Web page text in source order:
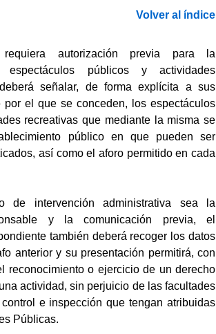
Volver al índice
autorización previa para la
espectáculos públicos y actividades
señalar, de forma explícita a sus
por el que se conceden, los espectáculos
recreativas que mediante la misma se
público en que pueden ser
así como el aforo permitido en cada
de intervención administrativa sea la
y la comunicación previa, el
también deberá recoger los datos
anterior y su presentación permitirá, con
reconocimiento o ejercicio de un derecho
actividad, sin perjuicio de las facultades
e inspección que tengan atribuidas
Públicas.